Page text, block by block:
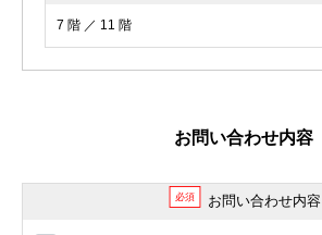
7 階 ／ 11 階
お問い合わせ内容
必須 お問い合わせ内容